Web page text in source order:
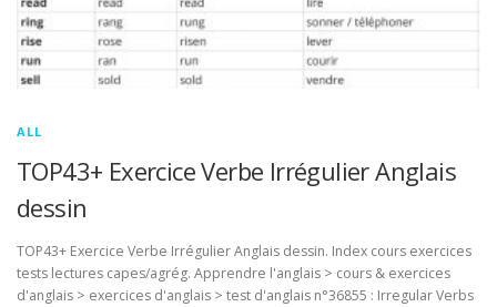
ALL
TOP43+ Exercice Verbe Irrégulier Anglais
dessin
TOP43+ Exercice Verbe Irrégulier Anglais dessin. Index cours exercices
tests lectures capes/agrég. Apprendre l'anglais > cours & exercices
d'anglais > exercices d'anglais > test d'anglais n°36855 : Irregular Verbs